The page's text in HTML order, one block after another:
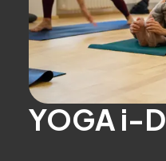
YOGA i-D